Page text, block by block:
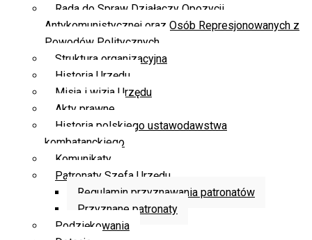
Rada do Spraw Działaczy Opozycji
Antykomunistycznej oraz Osób Represjonowanych z
Powodów Politycznych
Struktura organizacyjna
Historia Urzędu
Misja i wizja Urzędu
Akty prawne
Historia polskiego ustawodawstwa
kombatanckiego
Komunikaty
Patronaty Szefa Urzędu
Regulamin przyznawania patronatów
Przyznane patronaty
Podziękowania